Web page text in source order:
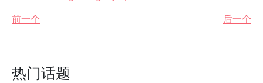
前一个
后一个
热门话题